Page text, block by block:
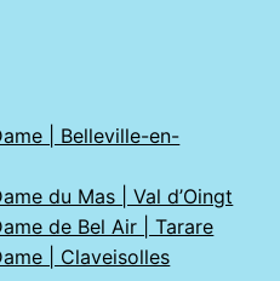
| Belleville-en-
du Mas | Val d’Oingt
de Bel Air | Tarare
| Claveisolles